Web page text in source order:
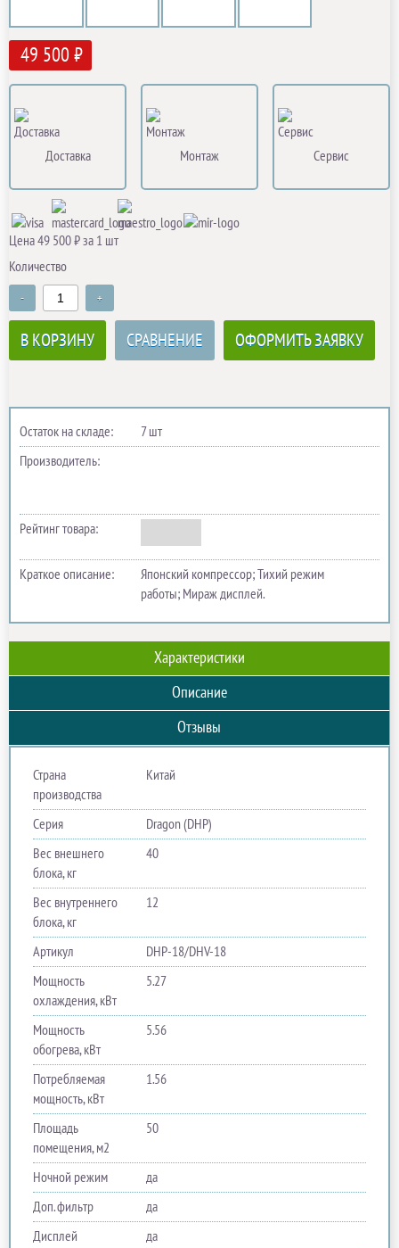
49 500 ₽
Доставка Монтаж Сервис
Цена 49 500 ₽ за 1 шт
Количество
- +
В КОРЗИНУ СРАВНЕНИЕ ОФОРМИТЬ ЗАЯВКУ
Остаток на складе:
7 шт
Производитель:
Рейтинг товара:
Краткое описание:
Японский компрессор; Тихий режим
работы; Мираж дисплей.
Характеристики
Описание
Отзывы
Страна
производства
Китай
Серия
Dragon (DHP)
Вес внешнего
блока, кг
40
Вес внутреннего
блока, кг
12
Артикул
DHP-18/DHV-18
Мощность
охлаждения, кВт
5.27
Мощность
обогрева, кВт
5.56
Потребляемая
мощность, кВт
1.56
Площадь
помещения, м2
50
Ночной режим
да
Доп. фильтр
да
Дисплей
да